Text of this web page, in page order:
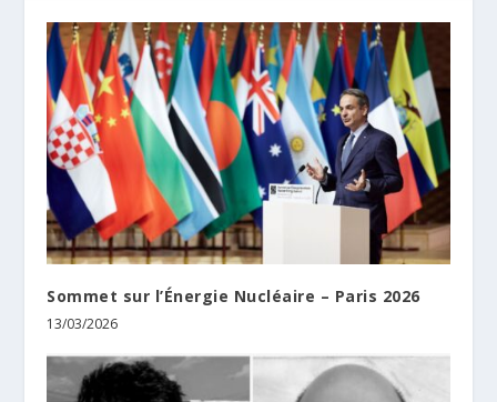
Sommet sur l’Énergie Nucléaire – Paris 2026
13/03/2026